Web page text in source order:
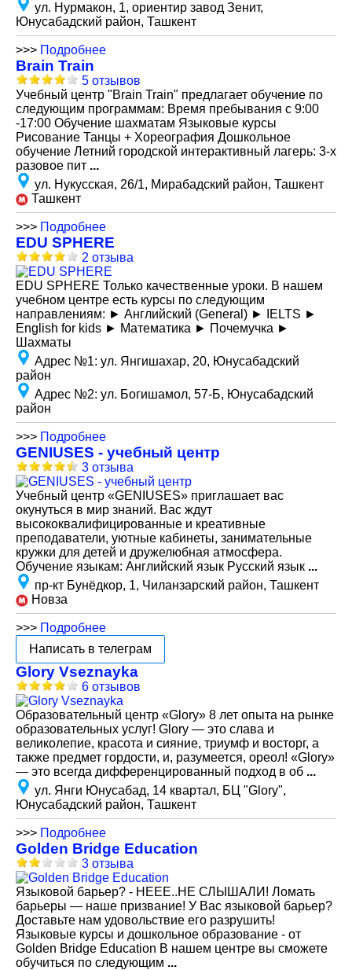
ул. Нурмакон, 1, ориентир завод Зенит,
Юнусабадский район, Ташкент
>>> Подробнее
Brain Train
5 отзывов
Учебный центр "Brain Train" предлагает обучение по
следующим программам: Время пребывания с 9:00
-17:00 Обучение шахматам Языковые курсы
Рисование Танцы + Хореография Дошкольное
обучение Летний городской интерактивный лагерь: 3-х
разовое пит ...
ул. Нукусская, 26/1, Мирабадский район, Ташкент
Ташкент
>>> Подробнее
EDU SPHERE
2 отзыва
EDU SPHERE Только качественные уроки. В нашем
учебном центре есть курсы по следующим
направлениям: ► Английский (General) ► IELTS ►
English for kids ► Математика ► Почемучка ►
Шахматы
Адрес №1: ул. Янгишахар, 20, Юнусабадский
район
Адрес №2: ул. Богишамол, 57-Б, Юнусабадский
район
>>> Подробнее
GENIUSES - учебный центр
3 отзыва
Учебный центр «GENIUSES» приглашает вас
окунуться в мир знаний. Вас ждут
высококвалифицированные и креативные
преподаватели, уютные кабинеты, занимательные
кружки для детей и дружелюбная атмосфера.
Обучение языкам: Английский язык Русский язык ...
пр-кт Бунёдкор, 1, Чиланзарский район, Ташкент
Новза
>>> Подробнее
Написать в телеграм
Glory Vseznayka
6 отзывов
Образовательный центр «Glory» 8 лет опыта на рынке
образовательных услуг! Glory — это слава и
великолепие, красота и сияние, триумф и восторг, а
также предмет гордости, и, разумеется, ореол! «Glory»
— это всегда дифференцированный подход в об ...
ул. Янги Юнусабад, 14 квартал, БЦ "Glory",
Юнусабадский район, Ташкент
>>> Подробнее
Golden Bridge Education
3 отзыва
Языковой барьер? - НЕЕЕ..НЕ СЛЫШАЛИ! Ломать
барьеры — наше призвание! У Вас языковой барьер?
Доставьте нам удовольствие его разрушить!
Языковые курсы и дошкольное образование - от
Golden Bridge Education В нашем центре вы сможете
обучиться по следующим ...